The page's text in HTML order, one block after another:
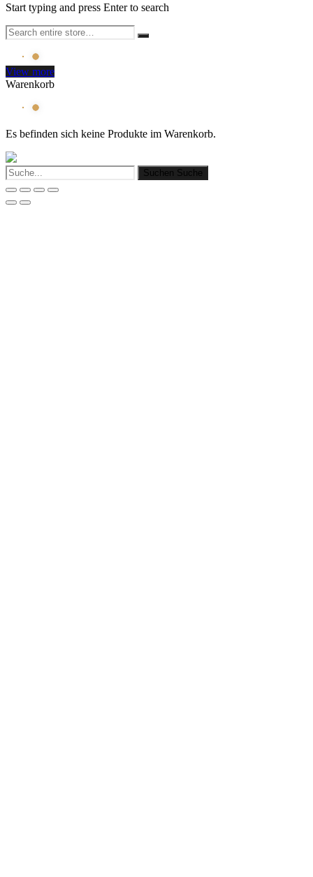
Start typing and press Enter to search
View more
Warenkorb
Es befinden sich keine Produkte im Warenkorb.
Suchen Suche